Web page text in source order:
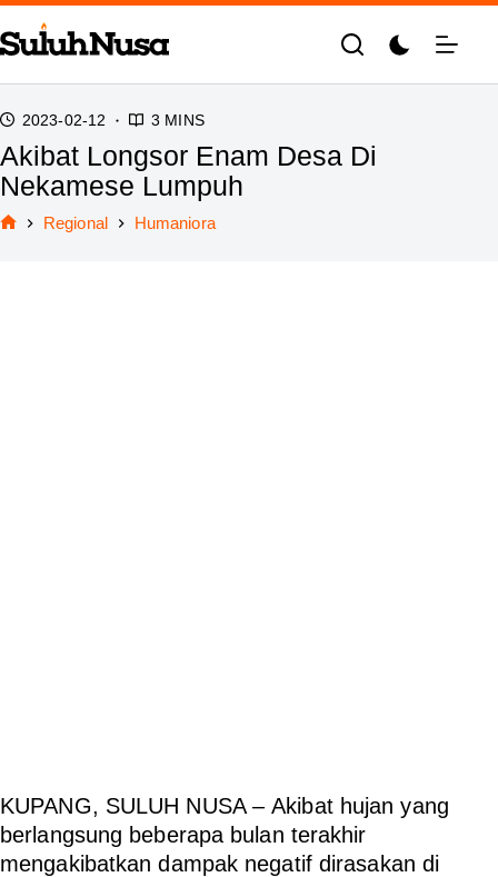
Skip
to
content
2023-02-12 3 MINS
Akibat Longsor Enam Desa Di
Nekamese Lumpuh
Regional Humaniora
KUPANG, SULUH NUSA –Akibat hujan yang
berlangsung beberapa bulan terakhir
mengakibatkan dampak negatif dirasakan di